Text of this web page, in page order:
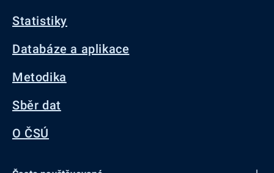
Statistiky
Databáze a aplikace
Metodika
Sběr dat
O ČSÚ